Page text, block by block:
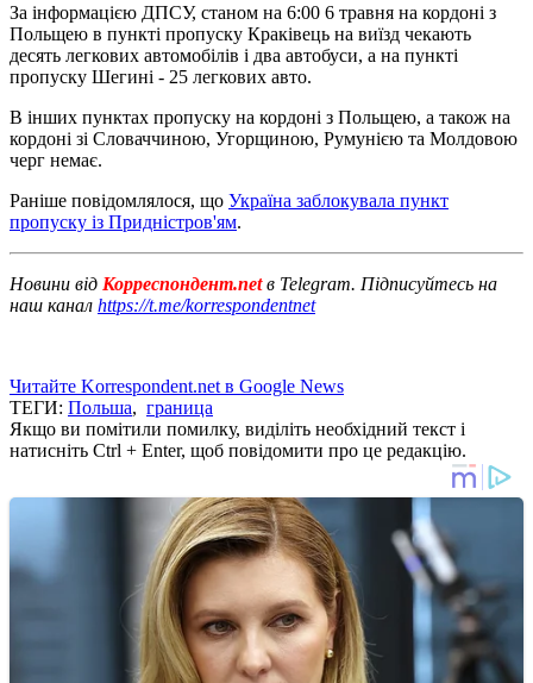
За інформацією ДПСУ, станом на 6:00 6 травня на кордоні з
Польщею в пункті пропуску Краківець на виїзд чекають
десять легкових автомобілів і два автобуси, а на пункті
пропуску Шегині - 25 легкових авто.
В інших пунктах пропуску на кордоні з Польщею, а також на
кордоні зі Словаччиною, Угорщиною, Румунією та Молдовою
черг немає.
Раніше повідомлялося, що Україна заблокувала пункт
пропуску із Придністров'ям.
Новини від Корреспондент.netв Telegram. Підписуйтесь на
наш канал https://t.me/korrespondentnet
Читайте Korrespondent.net в Google News
ТЕГИ: Польша, граница
Якщо ви помітили помилку, виділіть необхідний текст і
натисніть Ctrl + Enter, щоб повідомити про це редакцію.